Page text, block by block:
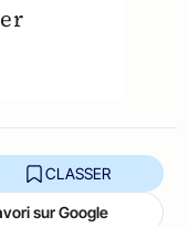
CLASSER
sur Google